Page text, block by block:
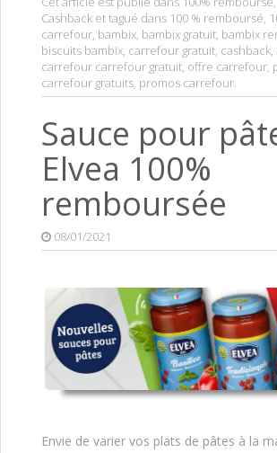
Cashback et tagué dans 100 % remboursé,
carrefour, bambix, bambix gratuit, bambix
biscuits bambix, carrefour gratuit, cashback,
carrefour carrefour gratuit, offre carrefour,
carrefour gratuits, promos carrefour.
Sauce pour
Elvea 100%
remboursée
08/01/2021
Envie de varier vos plats de pâtes à la